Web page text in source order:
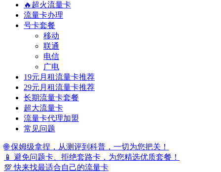
🔥超火流量卡
流量卡办理
号卡套餐
移动
联通
电信
广电
19元月租流量卡推荐
29元月租流量卡推荐
长期流量卡套餐
超大流量卡
流量卡代理加盟
常见问题
🌐 保姆级拿捏，从测评到科普，一切为您把关！
📱 避免问题卡、拒绝套路卡，为您精选优质套餐！
💯 快来找最适合自己的流量卡